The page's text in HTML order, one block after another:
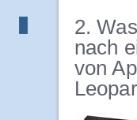
2.
nach
von